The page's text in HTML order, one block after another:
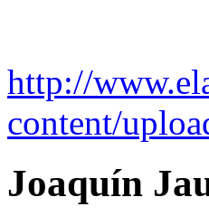
http://
content/
Joaquín